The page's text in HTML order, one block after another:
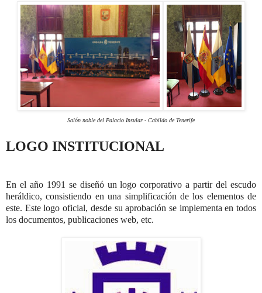
Salón noble del Palacio Insular - Cabildo de Tenerife
LOGO INSTITUCIONAL
En el año 1991 se diseñó un logo corporativo a partir del escudo
heráldico, consistiendo en una simplificación de los elementos de
este. Este logo oficial, desde su aprobación se implementa en todos
los documentos, publicaciones web, etc.